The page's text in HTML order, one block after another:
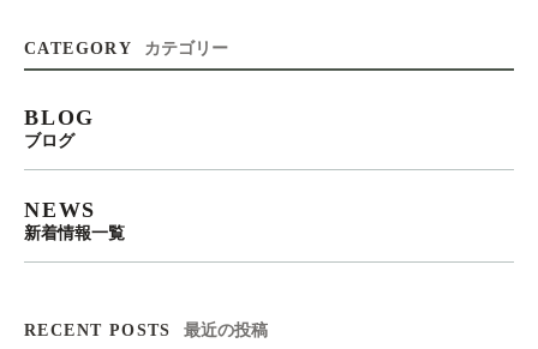
CATEGORY カテゴリー
BLOG
ブログ
NEWS
新着情報一覧
RECENT POSTS 最近の投稿